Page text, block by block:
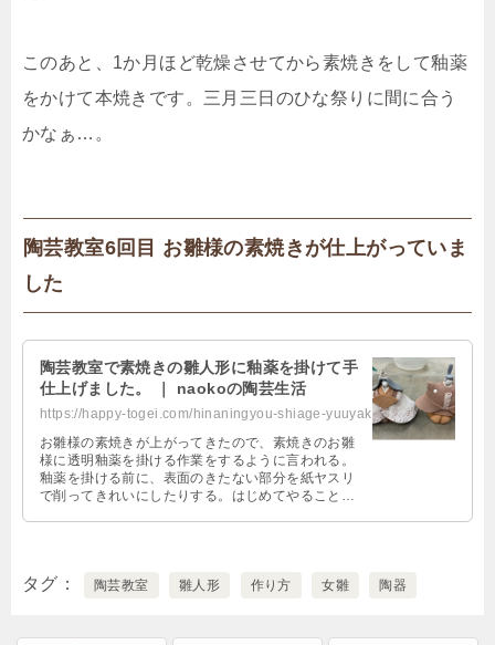
このあと、1か月ほど乾燥させてから素焼きをして釉薬
をかけて本焼きです。三月三日のひな祭りに間に合う
かなぁ…。
陶芸教室6回目 お雛様の素焼きが仕上がっていま
した
陶芸教室で素焼きの雛人形に釉薬を掛けて手
仕上げました。 ｜ naokoの陶芸生活
https://happy-togei.com/hinaningyou-shiage-yuuyaku/
お雛様の素焼きが上がってきたので、素焼きのお雛
様に透明釉薬を掛ける作業をするように言われる。
釉薬を掛ける前に、表面のきたない部分を紙ヤスリ
で削ってきれいにしたりする。はじめてやることば
タグ 陶芸教室 雛人形 作り方 女雛 陶器